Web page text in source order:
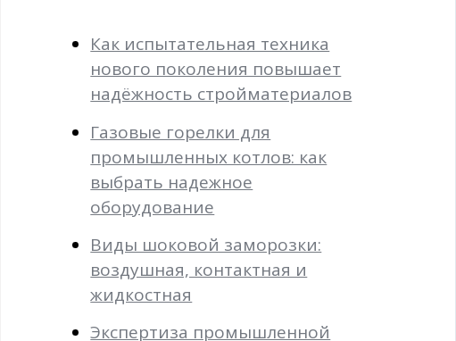
Как испытательная техника
нового поколения повышает
надёжность стройматериалов
Газовые горелки для
промышленных котлов: как
выбрать надежное
оборудование
Виды шоковой заморозки:
воздушная, контактная и
жидкостная
Экспертиза промышленной